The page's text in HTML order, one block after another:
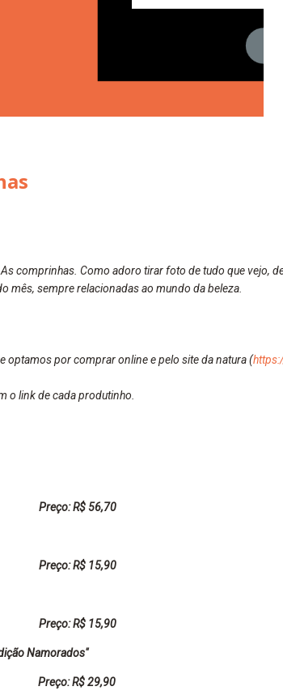
comprinhas. Como adoro tirar foto de tudo que vejo,
sempre relacionadas ao mundo da beleza.
por comprar online e pelo site da natura (
o link de cada produtinho.
Preço: R$ 56,70
Preço: R$ 15,90
Preço: R$ 15,90
Namorados"
Preço: R$ 29,90